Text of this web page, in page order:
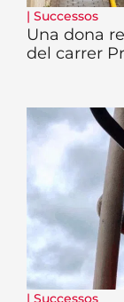
| Successos
Una dona
del carrer
| Successos